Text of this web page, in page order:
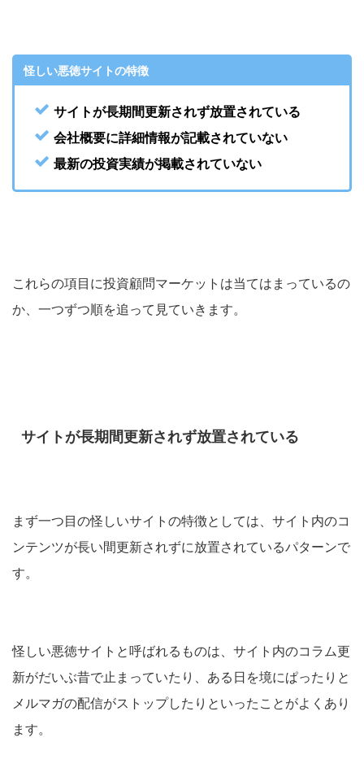
怪しい悪徳サイトの特徴
サイトが長期間更新されず放置されている
会社概要に詳細情報が記載されていない
最新の投資実績が掲載されていない
これらの項目に投資顧問マーケットは当てはまっているの
か、一つずつ順を追って見ていきます。
サイトが長期間更新されず放置されている
まず一つ目の怪しいサイトの特徴としては、サイト内のコ
ンテンツが長い間更新されずに放置されているパターンで
す。
怪しい悪徳サイトと呼ばれるものは、サイト内のコラム更
新がだいぶ昔で止まっていたり、ある日を境にぱったりと
メルマガの配信がストップしたりといったことがよくあり
ます。